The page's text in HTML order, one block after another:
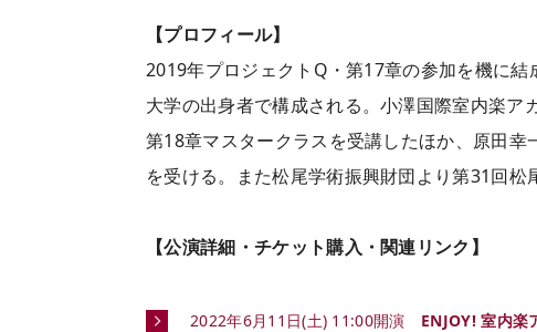
【プロフィール】
2019年プロジェクトQ・第17章の参加を機に
大学の出身者で構成される。小澤国際室内楽ア
第18章マスタークラスを受講したほか、原田
を受ける。また松尾学術振興財団より第31回松
【公演詳細・チケット購入・関連リンク】
2022年6月11日(土) 11:00開演 ENJOY! 室内楽